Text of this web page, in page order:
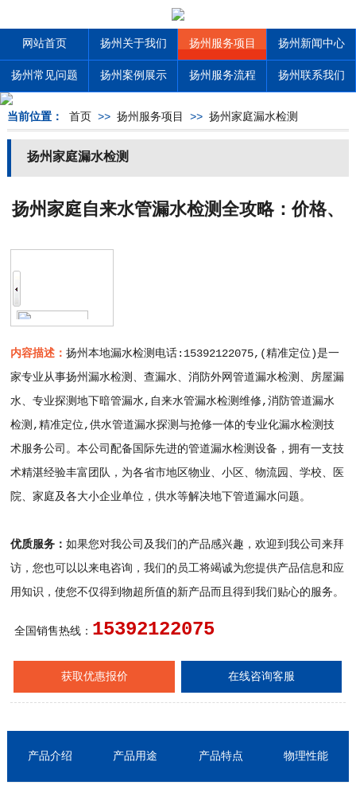
网站首页 扬州关于我们 扬州服务项目 扬州新闻中心
扬州常见问题 扬州案例展示 扬州服务流程 扬州联系我们
当前位置： 首页 >> 扬州服务项目 >> 扬州家庭漏水检测
扬州家庭漏水检测
扬州家庭自来水管漏水检测全攻略：价格、
内容描述：扬州本地漏水检测电话:15392122075,(精准定位)是一
家专业从事扬州漏水检测、查漏水、消防外网管道漏水检测、房屋漏
水、专业探测地下暗管漏水,自来水管漏水检测维修,消防管道漏水
检测,精准定位,供水管道漏水探测与抢修一体的专业化漏水检测技
术服务公司。本公司配备国际先进的管道漏水检测设备，拥有一支技
术精湛经验丰富团队，为各省市地区物业、小区、物流园、学校、医
院、家庭及各大小企业单位，供水等解决地下管道漏水问题。
优质服务：如果您对我公司及我们的产品感兴趣，欢迎到我公司来拜
访，您也可以以来电咨询，我们的员工将竭诚为您提供产品信息和应
用知识，使您不仅得到物超所值的新产品而且得到我们贴心的服务。
全国销售热线： 15392122075
获取优惠报价 在线咨询客服
产品介绍 产品用途 产品特点 物理性能